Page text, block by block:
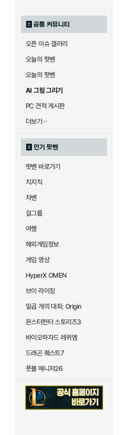
공통 커뮤니티
오픈 이슈 갤러리
오늘의 핫벤
오늘의 팟벤
AI 그림 그리기
PC 견적 게시판
더보기
인기 팟벤
팟벤 바로가기
치지직
차벤
걸그룹
여행
해외게임정보
게임 영상
HyperX OMEN
브이 라이징
일곱 개의 대죄: Origin
몬스터헌터 스토리즈3
바이오하자드 레퀴엠
드래곤 퀘스트7
풋볼 매니저26